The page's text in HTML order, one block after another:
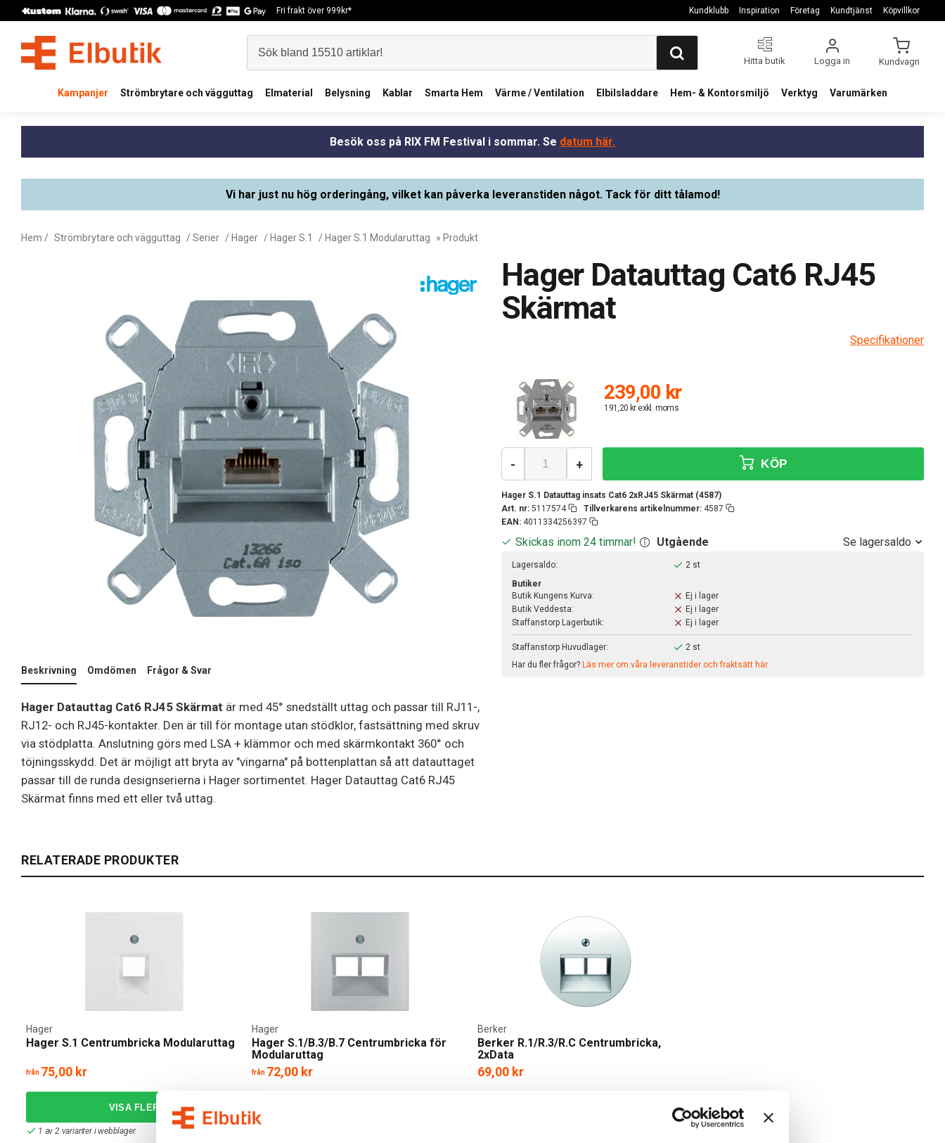
Fri frakt över 999kr* Kundklubb Inspiration Företag Kundtjänst Köpvillkor
Hitta butik Logga in Kundvagn
Kampanjer Strömbrytare och vägguttag Elmaterial Belysning Kablar Smarta Hem Värme / Ventilation Elbilsladdare Hem- & Kontorsmiljö Verktyg Varumärken
Besök oss på RIX FM Festival i sommar. Se datum här.
Vi har just nu hög orderingång, vilket kan påverka leveranstiden något. Tack för ditt tålamod!
Hem / Strömbrytare och vägguttag /Serier / Hager / Hager S.1 / Hager S.1 Modularuttag » Produkt
Beskrivning Omdömen Frågor & Svar
Hager Datauttag Cat6 RJ45 Skärmat är med 45° snedställt uttag och passar till RJ11-,
RJ12- och RJ45-kontakter. Den är till för montage utan stödklor, fastsättning med skruv
via stödplatta. Anslutning görs med LSA + klämmor och med skärmkontakt 360° och
töjningsskydd. Det är möjligt att bryta av "vingarna" på bottenplattan så att datauttaget
passar till de runda designserierna i Hager sortimentet. Hager Datauttag Cat6 RJ45
Skärmat finns med ett eller två uttag.
Hager Datauttag Cat6 RJ45
Skärmat
Specifikationer
239,00 kr
191,20 kr exkl. moms
Hager S.1 Datauttag insats Cat6 2xRJ45 Skärmat (4587)
Art. nr: 5117574 Tillverkarens artikelnummer: 4587
EAN: 4011334256397
- + KÖP
Skickas inom 24 timmar! Utgående Se lagersaldo
Lagersaldo:
2 st
Butiker
Butik Kungens Kurva:
Ej i lager
Butik Veddesta:
Ej i lager
Staffanstorp Lagerbutik:
Ej i lager
Staffanstorp Huvudlager:
2 st
Har du fler frågor? Läs mer om våra leveranstider och fraktsätt här.
RELATERADE PRODUKTER
Hager S.1 Centrumbricka Modularuttag
Hager
från 75,00 kr
1 av 2 varianter i webblager
Hager S.1/B.3/B.7 Centrumbricka för
Modularuttag
Hager
från 72,00 kr
Berker R.1/R.3/R.C Centrumbricka,
2xData
Berker
69,00 kr